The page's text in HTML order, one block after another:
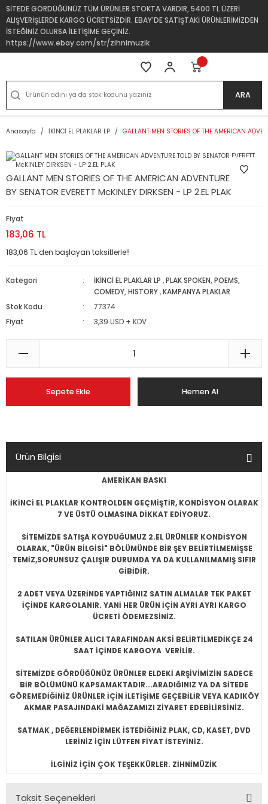
SİTEDE GÖRDÜĞÜNÜZ TÜM ÜRÜNLER STOKTA VARDIR, 5400 TL ÜZERİ
ALIŞVERİŞLERDE KARGO ÜCRETSİZDİR. EBAY'DE SATIŞTAKİ ÜRÜNLERİMİZDEN
İSTEĞİNİZ OLURSA İLETİŞİME GEÇİNİZ.
https://www.ebay.com/str/zihnimuzik
ARA
Anasayfa İKİNCİ EL PLAKLAR LP GALLANT MEN STORIES OF THE AMERICAN
GALLANT MEN STORIES OF THE AMERICAN ADVENTURE TOLD
BY SENATOR EVERETT McKINLEY DIRKSEN - LP 2.EL PLAK
Fiyat
183,06 TL
183,06 TL den başlayan taksitlerle!!
Kategori İKİNCİ EL PLAKLAR LP ,PLAK SPOKEN, POEMS,
COMEDY, HISTORY ,KAMPANYA PLAKLAR
Stok Kodu
77374
Fiyat
3,39 USD + KDV
Sepete Ekle Hemen Al
Ürün Bilgisi
AMERİKAN BASKI
İKİNCİ EL PLAKLAR KONTROLDEN GEÇMİŞTİR, KONDİSYON OLARAK
7 VE ÜSTÜ OLMASINA DİKKAT EDİYORUZ.
SİTEMİZDE SATIŞA KOYDUĞUMUZ 2.EL ÜRÜNLER KONDİSYON
OLARAK, "ÜRÜN BİLGİSİ" BÖLÜMÜNDE BİR ŞEY BELİRTİLMEMİŞSE
TEMİZ,SORUNSUZ ÇALIŞIR DURUMDA YA DA KULLANILMAMIŞ SIFIR
GİBİDİR.
2 ADET VEYA ÜZERİNDE YAPTIĞINIZ SATIN ALMALAR TEK PAKET
İÇİNDE KARGOLANIR. YANİ HER ÜRÜN İÇİN AYRI AYRI KARGO
ÜCRETİ ÖDEMEZSİNİZ.
SATILAN ÜRÜNLER ALICI TARAFINDAN AKSİ BELİRTİLMEDİKÇE 24
SAAT İÇİNDE KARGOYA VERİLİR.
SİTEMİZDE GÖRDÜĞÜNÜZ ÜRÜNLER ELDEKİ ARŞİVİMİZİN SADECE
BİR BÖLÜMÜNÜ KAPSAMAKTADIR...ARADIĞINIZ YA DA SİTEDE
GÖREMEDİĞİNİZ ÜRÜNLER İÇİN İLETİŞİME GEÇEBİLİR VEYA KADIKÖY
AKMAR PASAJINDAKİ MAĞAZAMIZI ZİYARET EDEBİLİRSİNİZ.
SATMAK , DEĞERLENDİRMEK İSTEDİĞİNİZ PLAK, CD, KASET, DVD
LERİNİZ İÇİN LÜTFEN FİYAT İSTEYİNİZ.
İLGİNİZ İÇİN ÇOK TEŞEKKÜRLER. ZİHNİMÜZİK
Taksit Seçenekleri